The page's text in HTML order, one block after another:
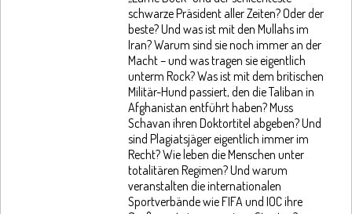
schwarze Präsident aller Zeiten? Oder der
beste? Und was ist mit den Mullahs im
Iran? Warum sind sie noch immer an der
Macht – und was tragen sie eigentlich
unterm Rock? Was ist mit dem britischen
Militär-Hund passiert, den die Taliban in
Afghanistan entführt haben? Muss
Schavan ihren Doktortitel abgeben? Und
sind Plagiatsjäger eigentlich immer im
Recht? Wie leben die Menschen unter
totalitären Regimen? Und warum
veranstalten die internationalen
Sportverbände wie FIFA und IOC ihre